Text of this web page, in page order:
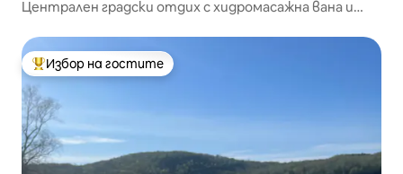
Централен градски отдих с хидромасажна вана и
Най-популярен избор на гостите
Избор на гостите